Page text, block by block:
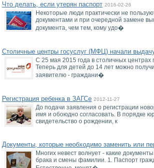
Что делать, если утерян паспорт 2016-02-26
Некоторые люди практически не
документами и при очередной замене
документа, чем тем, кому удо�
Столичные центры госуслуг (МФЦ) начали выдачу
С 25 мая 2015 года в столичных центрах
Теперь для детей до 14 лет можно
заявителю - граждани�
Регистрация ребенка в ЗАГСе 2012-11-27
До подачи заявления о регистрации
имя и обоюдно согласовать. В порядке
свидетельство о рождении, к
Документы, которые необходимо заменить или
Многих невест волнует - какие
брака и смены фамилии. 1. Паспорт